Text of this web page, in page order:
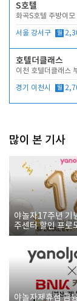
S호텔
화곡S호텔 주방이모
서울 강서구 월
호텔더클래스
이천 호텔더클래스
경기 이천시 월
많이 본 기사
야놀자17주년 기
주센터 할인 프로
야놀자제휴점 금